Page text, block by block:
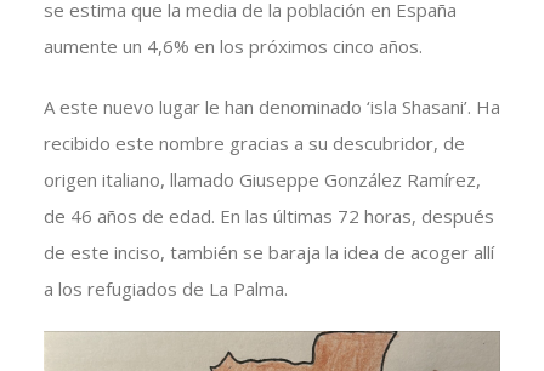
se estima que la media de la población en España
aumente un 4,6% en los próximos cinco años.
A este nuevo lugar le han denominado ‘isla Shasani’. Ha
recibido este nombre gracias a su descubridor, de
origen italiano, llamado Giuseppe González Ramírez,
de 46 años de edad. En las últimas 72 horas, después
de este inciso, también se baraja la idea de acoger allí
a los refugiados de La Palma.